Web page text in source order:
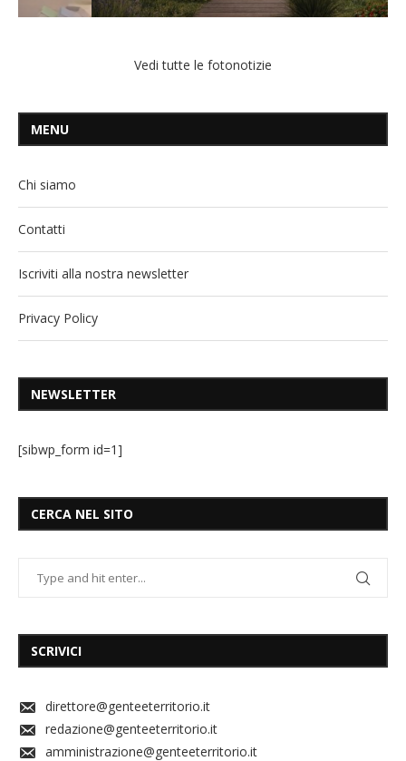
Vedi tutte le fotonotizie
MENU
Chi siamo
Contatti
Iscriviti alla nostra newsletter
Privacy Policy
NEWSLETTER
[sibwp_form id=1]
CERCA NEL SITO
SCRIVICI
direttore@genteeterritorio.it
redazione@genteeterritorio.it
amministrazione@genteeterritorio.it